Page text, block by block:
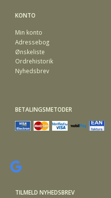
KONTO
Min konto
Adressebog
Ønskeliste
Ordrehistorik
Nyhedsbrev
BETALINGSMETODER
TILMELD NYHEDSBREV